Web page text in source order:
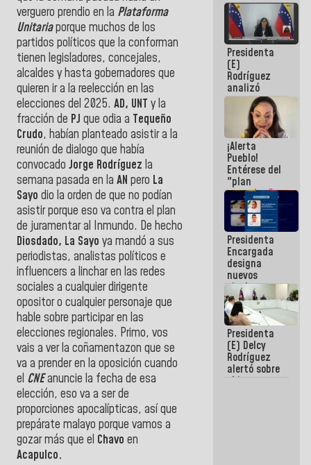
verguero prendio en la Plataforma
Unitariaporque muchos de los
partidos políticos que la conforman
tienen legisladores, concejales,
alcaldes y hasta gobernadores que
quieren ir a la reelección en las
elecciones del 2025. AD, UNT y la
fracción de PJ que odia a Tequeño
Crudo, habían planteado asistir a la
reunión de dialogo que había
convocado Jorge Rodríguez la
semana pasada en la AN pero La
Sayo dio la orden de que no podían
asistir porque eso va contra el plan
de juramentar al Inmundo. De hecho
Diosdado, La Sayo ya mandó a sus
periodistas, analistas políticos e
influencers a linchar en las redes
sociales a cualquier dirigente
opositor o cualquier personaje que
hable sobre participar en las
elecciones regionales. Primo, vos
vais a ver la coñamentazon que se
va a prender en la oposición cuando
el CNEanuncie la fecha de esa
elección, eso va a ser de
proporciones apocalípticas, así que
prepárate malayo porque vamos a
gozar más que el Chavo en
Acapulco.
vayas a
escribir
hazlo hoy
por que no
sabemos si
la semana
que viene
hay
programa
Presidenta
(E)
Rodríguez
analizó
junto a
gobernadores
planes de
recuperación
del Sistema
Eléctrico
Nacional
¡Alerta
Pueblo!
Entérese del
"plan
enjambre"
de La Sayo
para
sabotear el
diálogo y
promover el
caos
Presidenta
Encargada
designa
nuevos
titulares en
el
Viceministerio
de Energía
Eléctrica y
CORPOELEC
Presidenta
(E) Delcy
Rodríguez
alertó sobre
el impacto